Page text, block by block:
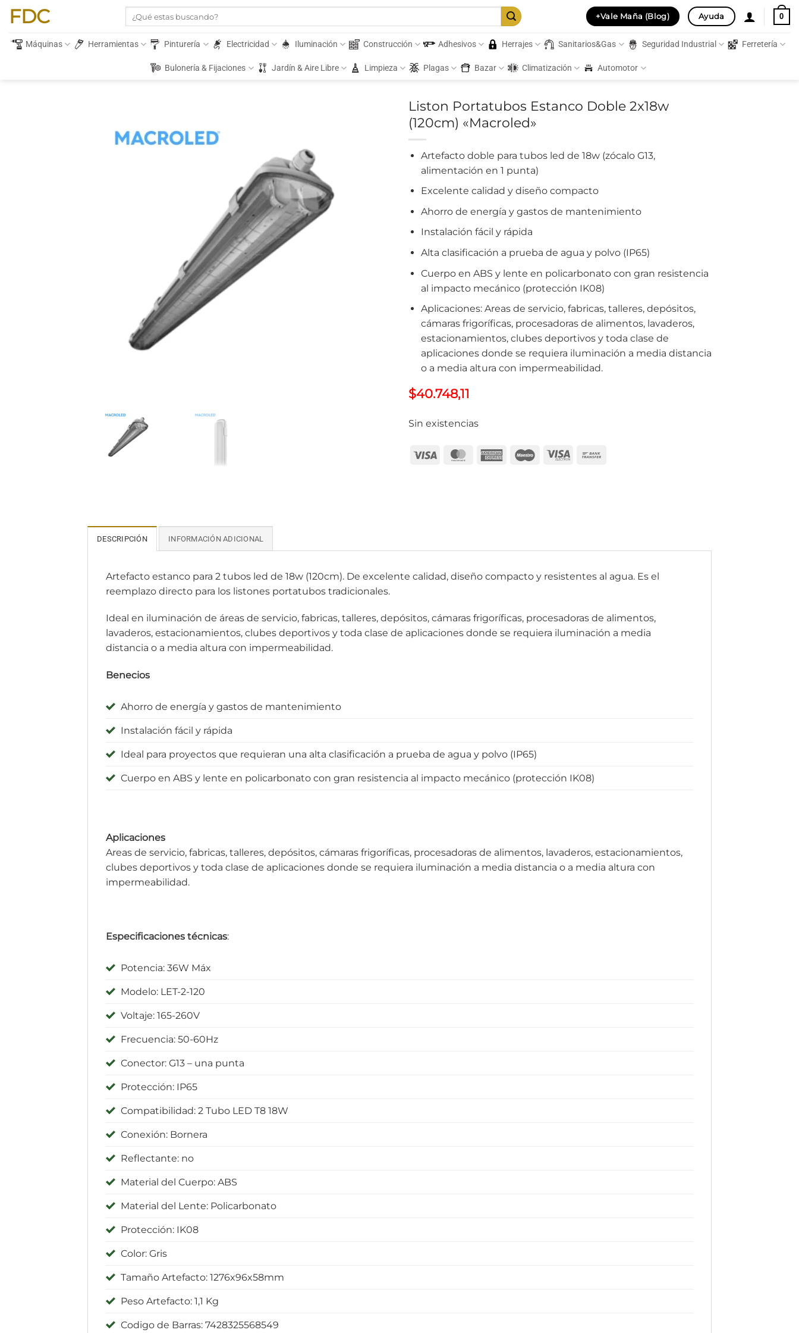
Saltar
contenido
FDC
por:
+Vale Maña (Blog) Ayuda 0
Máquinas Herramientas Pinturería Electricidad Iluminación Construcción Adhesivos Herrajes Sanitarios&Gas Seguridad Industrial Ferretería
Bulonería & Fijaciones Jardín & Aire Libre Limpieza Plagas Bazar Climatización Automotor
Liston Portatubos Estanco Doble 2x18w
(120cm) «Macroled»
Artefacto doble para tubos led de 18w (zócalo G13,
alimentación en 1 punta)
Excelente calidad y diseño compacto
Ahorro de energía y gastos de mantenimiento
Instalación fácil y rápida
Alta clasificación a prueba de agua y polvo (IP65)
Cuerpo en ABS y lente en policarbonato con gran resistencia
al impacto mecánico (protección IK08)
Aplicaciones: Areas de servicio, fabricas, talleres, depósitos,
cámaras frigoríficas, procesadoras de alimentos, lavaderos,
estacionamientos, clubes deportivos y toda clase de
aplicaciones donde se requiera iluminación a media distancia
o a media altura con impermeabilidad.
$40.748,11
Sin existencias
Visa MasterCardAmericanMaestroVisa
DESCRIPCIÓN INFORMACIÓN ADICIONAL
Artefacto estanco para 2 tubos led de 18w (120cm). De excelente calidad, diseño compacto y resistentes al agua. Es el
reemplazo directo para los listones portatubos tradicionales.
Ideal en iluminación de áreas de servicio, fabricas, talleres, depósitos, cámaras frigoríficas, procesadoras de alimentos,
lavaderos, estacionamientos, clubes deportivos y toda clase de aplicaciones donde se requiera iluminación a media
distancia o a media altura con impermeabilidad.
Benecios
Ahorro de energía y gastos de mantenimiento
Instalación fácil y rápida
Ideal para proyectos que requieran una alta clasificación a prueba de agua y polvo (IP65)
Cuerpo en ABS y lente en policarbonato con gran resistencia al impacto mecánico (protección IK08)
Aplicaciones
Areas de servicio, fabricas, talleres, depósitos, cámaras frigoríficas, procesadoras de alimentos, lavaderos, estacionamientos,
clubes deportivos y toda clase de aplicaciones donde se requiera iluminación a media distancia o a media altura con
impermeabilidad.
Especificaciones técnicas:
Potencia: 36W Máx
Modelo: LET-2-120
Voltaje: 165-260V
Frecuencia: 50-60Hz
Conector: G13 – una punta
Protección: IP65
Compatibilidad: 2 Tubo LED T8 18W
Conexión: Bornera
Reflectante: no
Material del Cuerpo: ABS
Material del Lente: Policarbonato
Protección: IK08
Color: Gris
Tamaño Artefacto: 1276x96x58mm
Peso Artefacto: 1,1 Kg
Codigo de Barras: 7428325568549